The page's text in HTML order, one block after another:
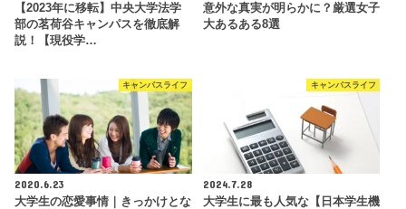
【2023年に移転】中央大学法学
部の茗荷谷キャンパスを徹底解
説！【現役学…
意外な真実が明らかに？厳選女子
大あるある8選
キャンパスライフ
2020.6.23
大学生の恋愛事情｜きっかけとな
キャンパスライフ
2024.7.28
大学生に最も人気な【日本学生機